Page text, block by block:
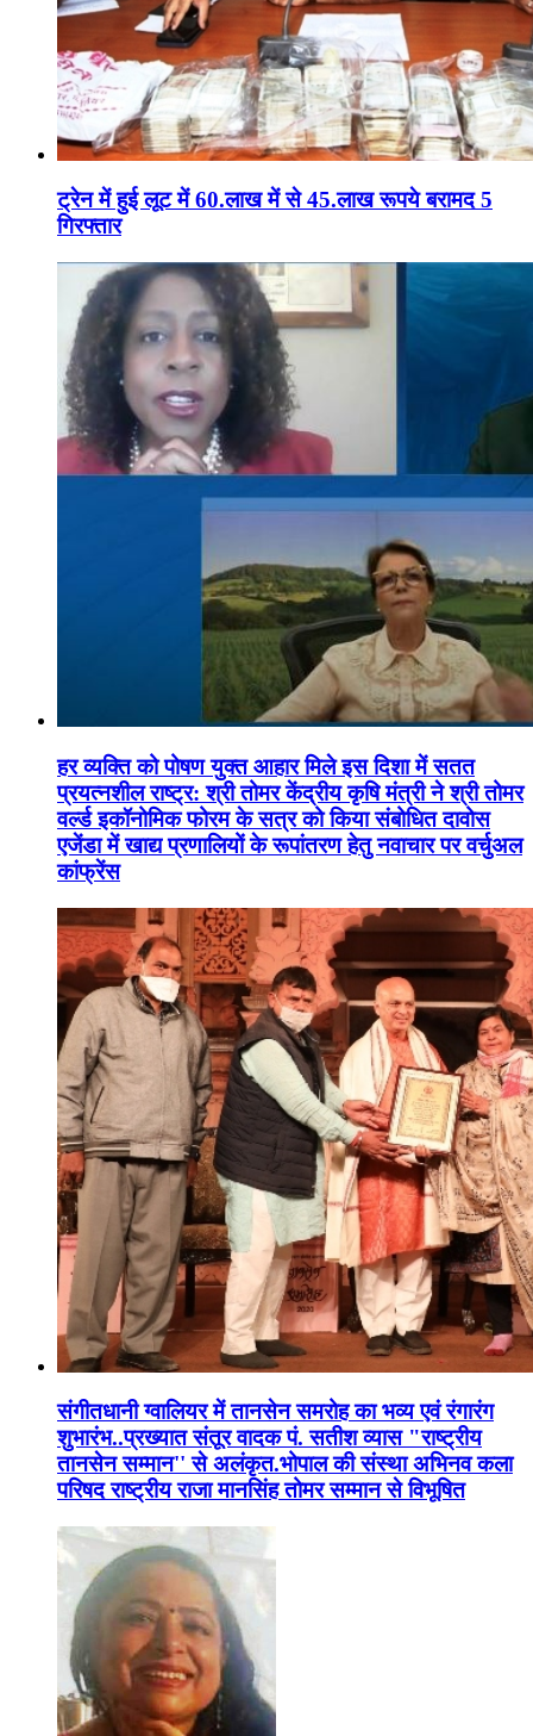
ट्रेन में हुई लूट में 60.लाख में से 45.लाख रूपये बरामद 5
गिरफ्तार
हर व्यक्ति को पोषण युक्त आहार मिले इस दिशा में सतत
प्रयत्नशील राष्ट्र: श्री तोमर केंद्रीय कृषि मंत्री ने श्री तोमर
वर्ल्ड इकॉनोमिक फोरम के सत्र को किया संबोधित दावोस
एजेंडा में खाद्य प्रणालियों के रूपांतरण हेतु नवाचार पर वर्चुअल
कांफ्रेंस
संगीतधानी ग्वालियर में तानसेन समरोह का भव्य एवं रंगारंग
शुभारंभ..प्रख्यात संतूर वादक पं. सतीश व्यास "राष्ट्रीय
तानसेन सम्मान'' से अलंकृत.भोपाल की संस्था अभिनव कला
परिषद राष्ट्रीय राजा मानसिंह तोमर सम्मान से विभूषित